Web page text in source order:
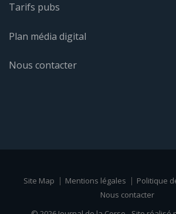
Tarifs pubs
Plan média digital
Nous contacter
Site Map Mentions légales
Politique
Nous contacter